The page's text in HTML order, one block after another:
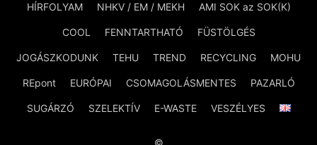
HÍRFOLYAM NHKV / EM / MEKH AMI SOK az SOK(K)
COOL FENNTARTHATÓ FÜSTÖLGÉS
JOGÁSZKODUNK TEHU TREND RECYCLING MOHU
REpont EURÓPAI CSOMAGOLÁSMENTES PAZARLÓ
SUGÁRZÓ SZELEKTÍV E-WASTE VESZÉLYES